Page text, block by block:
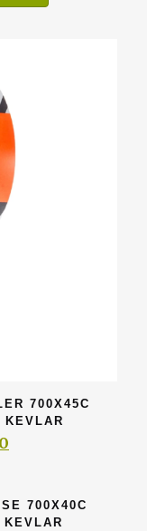
700X45C
KEVLAR
$52.900.
700X40C